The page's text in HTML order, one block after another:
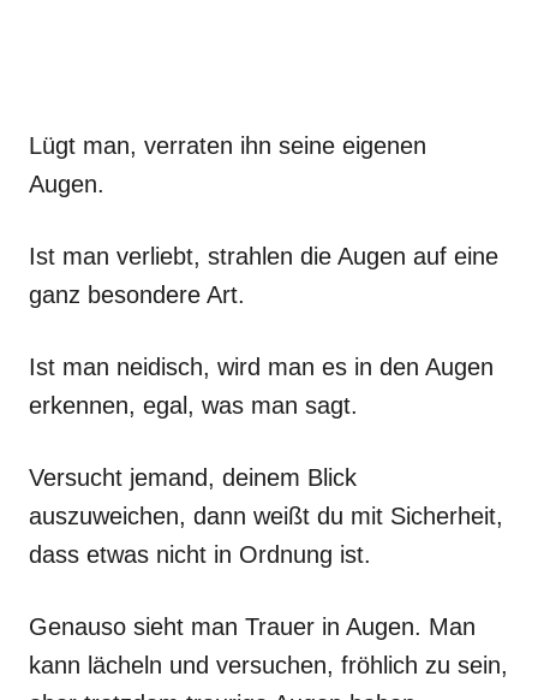
Lügt man, verraten ihn seine eigenen
Augen.
Ist man verliebt, strahlen die Augen auf eine
ganz besondere Art.
Ist man neidisch, wird man es in den Augen
erkennen, egal, was man sagt.
Versucht jemand, deinem Blick
auszuweichen, dann weißt du mit Sicherheit,
dass etwas nicht in Ordnung ist.
Genauso sieht man Trauer in Augen. Man
kann lächeln und versuchen, fröhlich zu sein,